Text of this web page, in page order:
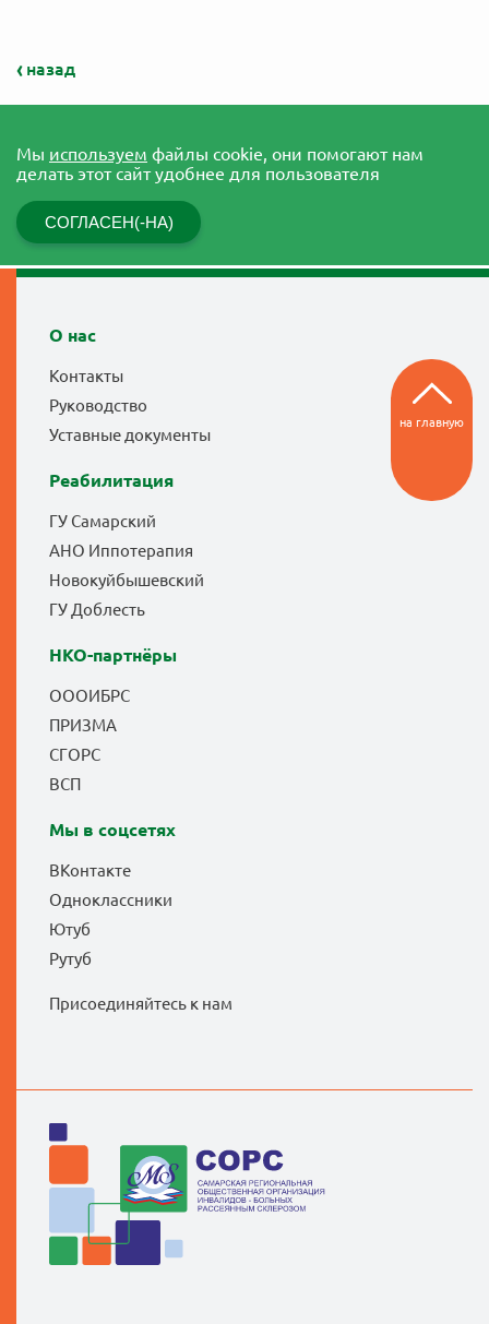
назад
Мы используем файлы cookie, они помогают нам
делать этот сайт удобнее для пользователя
СОГЛАСЕН(-НА)
О нас
Контакты
Руководство
Уставные документы
Реабилитация
ГУ Самарский
АНО Иппотерапия
Новокуйбышевский
ГУ Доблесть
НКО-партнёры
ОООИБРС
ПРИЗМА
СГОРС
ВСП
Мы в соцсетях
ВКонтакте
Одноклассники
Ютуб
Рутуб
Присоединяйтесь к нам
на главную